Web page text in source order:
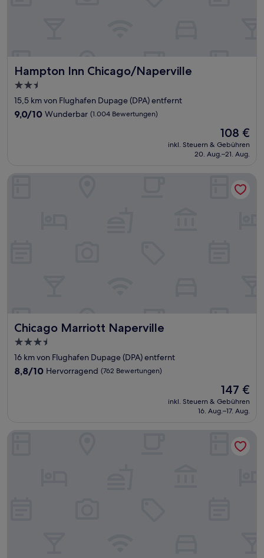
Hampton Inn Chicago/Naperville
Hampton Inn Chicago/Naperville
2.5-
Sterne-
Unterkunft
15,5 km von Flughafen Dupage (DPA) entfernt
9.0
9,0/10 Wunderbar (1.004 Bewertungen)
Der
Preis
beträgt
108 €
inkl. Steuern & Gebühren
20. Aug.–21. Aug.
Chicago Marriott Naperville
Chicago Marriott Naperville
3.5-
Sterne-
Unterkunft
16 km von Flughafen Dupage (DPA) entfernt
8.8
8,8/10 Hervorragend (762 Bewertungen)
Der
Preis
beträgt
147 €
inkl. Steuern & Gebühren
16. Aug.–17. Aug.
Chicago Marriott Naperville